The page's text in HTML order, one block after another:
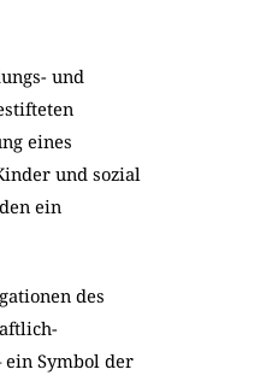
und
eines
und sozial
ein
des
Symbol der